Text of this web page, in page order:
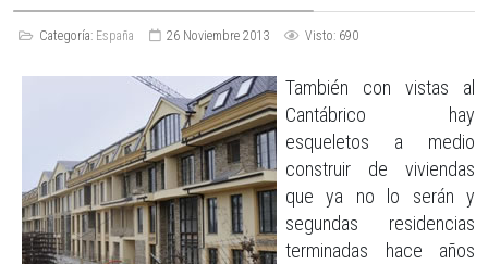
Categoría: España 26 Noviembre 2013 Visto: 690
También con vistas al
Cantábrico hay
esqueletos a medio
construir de viviendas
que ya no lo serán y
segundas residencias
terminadas hace años